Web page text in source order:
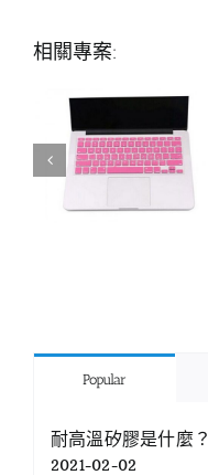
相關專案:
Popular
耐高溫矽膠是什麼？
2021-02-02